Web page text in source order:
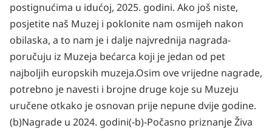
postignućima u idućoj, 2025. godini. Ako još niste,
posjetite naš Muzej i poklonite nam osmijeh nakon
obilaska, a to nam je i dalje najvrednija nagrada-
poručuju iz Muzeja bećarca koji je jedan od pet
najboljih europskih muzeja.Osim ove vrijedne nagrade,
potrebno je navesti i brojne druge koje su Muzeju
uručene otkako je osnovan prije nepune dvije godine.
(b)Nagrade u 2024. godini(-b)-Počasno priznanje Živa